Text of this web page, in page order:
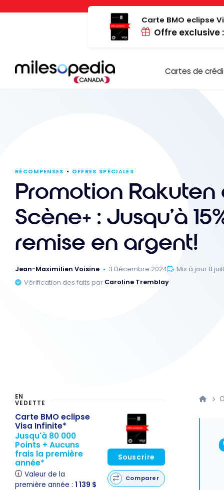
Panneau de gestion des cookies
Carte BMO eclipse
Offre exclusive
Cartes de
RÉCOMPENSES OFFRES SPÉCIALES
Promotion Rakuten
Scène+ : Jusqu’à
remise en argent!
Jean-Maximilien Voisine 3 Décembre 2024
Mis à jour 8
Vérification des faits par Caroline Tremblay
EN
VEDETTE
Carte BMO eclipse
Visa Infinite*
Jusqu'à 80 000
Points + Aucuns
frais la première
année*
Valeur de la
première année : 1 139 $
Souscrire
Comparer